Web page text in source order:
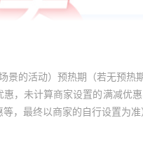
景的活动）预热期（若无预
，未计算商家设置的满减
，最终以商家的自行设置为